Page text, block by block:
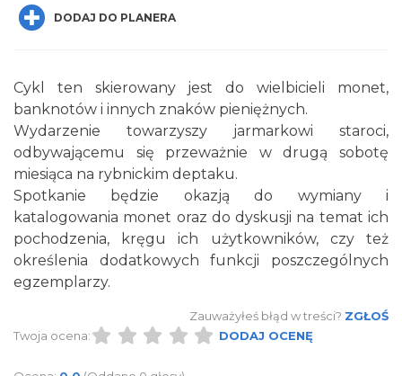
Spotkanie miłośników numizmatów
Rybnik
2026-08-08
DODAJ DO PLANERA
Cykl ten skierowany jest do wielbicieli monet,
banknotów i innych znaków pieniężnych.
Wydarzenie towarzyszy jarmarkowi staroci,
odbywającemu się przeważnie w drugą sobotę
miesiąca na rybnickim deptaku.
Spotkanie będzie okazją do wymiany i
katalogowania monet oraz do dyskusji na temat ich
pochodzenia, kręgu ich użytkowników, czy też
określenia dodatkowych funkcji poszczególnych
egzemplarzy.
Zauważyłeś błąd w treści? ZGŁOŚ
Twoja ocena:
DODAJ OCENĘ